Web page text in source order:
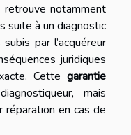
notamment
suite à un diagnostic
par l’acquéreur
juridiques
Cette garantie
mais
en cas de